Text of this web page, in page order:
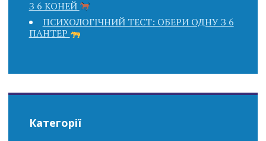
З 6 КОНЕЙ
ПСИХОЛОГІЧНИЙ ТЕСТ: ОБЕРИ ОДНУ З 6
ПАНТЕР
Категорії